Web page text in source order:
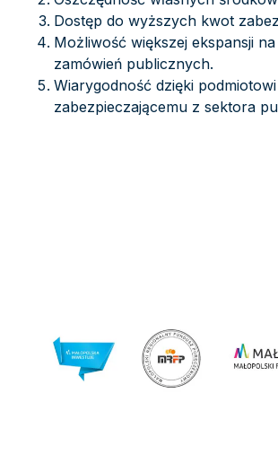
Dostęp do wyższych kwot
Możliwość większej ekspansji
zamówień publicznych.
Wiarygodność dzięki podmiotowi
zabezpieczającemu z sektora